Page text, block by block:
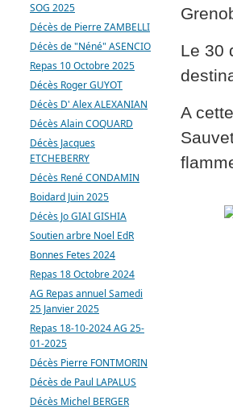
Le 30
A
SOG 2025
Décès de Pierre ZAMBELLI
Décès de "Néné" ASENCIO
Repas 10 Octobre 2025
Décès Roger GUYOT
Décès D' Alex ALEXANIAN
Décès Alain COQUARD
Décès Jacques
ETCHEBERRY
Décès René CONDAMIN
Boidard Juin 2025
Décès Jo GIAI GISHIA
Soutien arbre Noel EdR
Bonnes Fetes 2024
Repas 18 Octobre 2024
AG Repas annuel Samedi
25 Janvier 2025
Repas 18-10-2024 AG 25-
01-2025
Décès Pierre FONTMORIN
Décès de Paul LAPALUS
Décès Michel BERGER